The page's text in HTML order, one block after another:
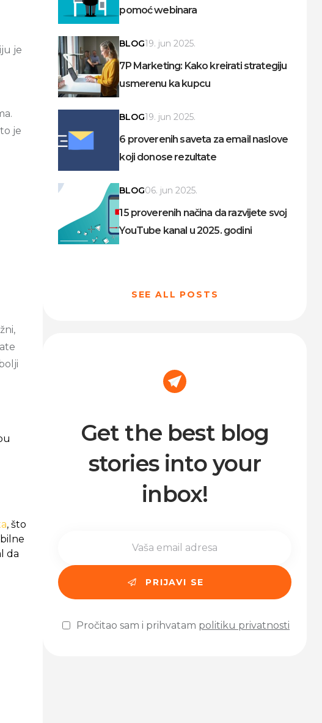
je
je
, što
da
pomoć webinara
BLOG19. jun 2025.
7P Marketing: Kako kreirati strategiju
usmerenu ka kupcu
BLOG19. jun 2025.
6 proverenih saveta za email naslove
koji donose rezultate
BLOG06. jun 2025.
15 proverenih načina da razvijete svoj
YouTube kanal u 2025. godini
SEE ALL POSTS
Get the best blog
stories into your
inbox!
Pročitao sam i prihvatam politiku privatnosti